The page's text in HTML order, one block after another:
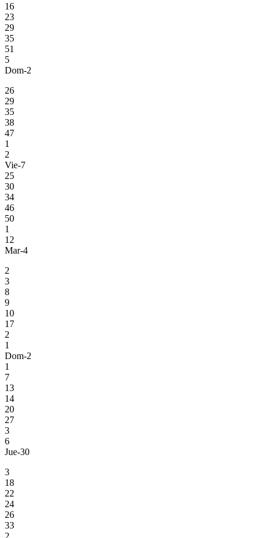
16
23
29
35
51
5
Dom-2
26
29
35
38
47
1
2
Vie-7
25
30
34
46
50
1
12
Mar-4
2
3
8
9
10
17
2
1
Dom-2
1
7
13
14
20
27
3
6
Jue-30
3
18
22
24
26
33
2